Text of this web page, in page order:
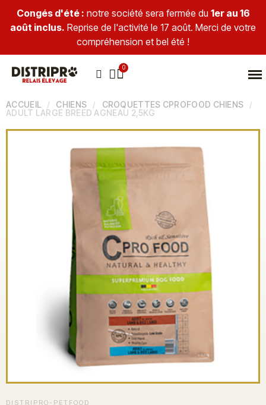
Congés d'été : notre société sera fermée du 1er au 16
août inclus. Reprise de l'activité le 17 août. Merci de votre
compréhension et bel été !
ACCUEIL CHIENS
CROQUETTES CPROFOOD CHIENS
ADULT LARGE BREED AGNEAU 2,5KG
DISTRIPRO-PETFOOD